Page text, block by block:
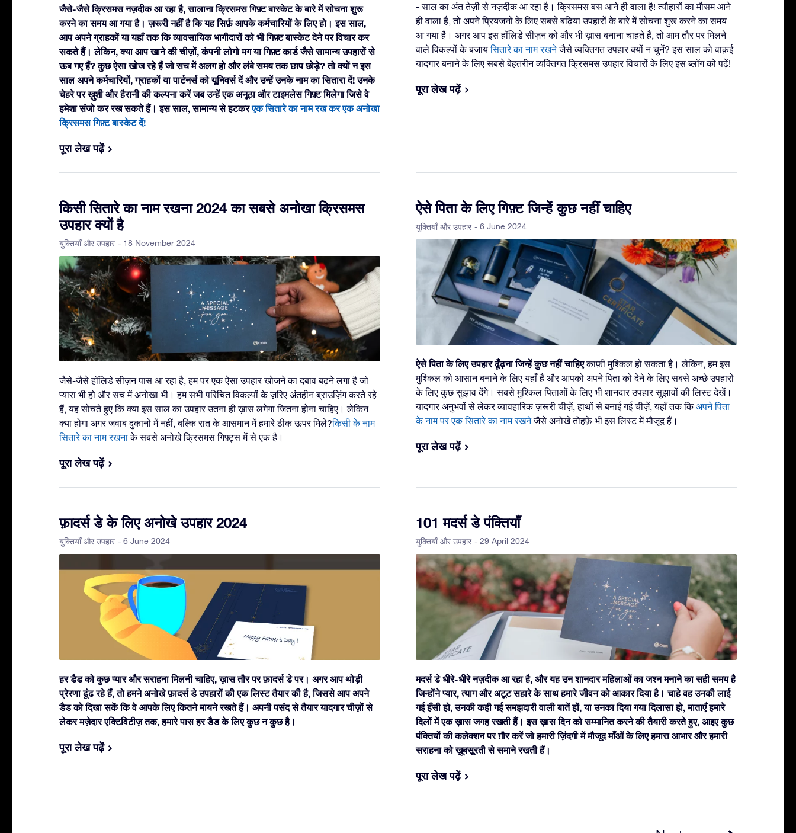
जैसे-जैसे क्रिसमस नज़दीक आ रहा है, सालाना क्रिसमस गिफ़्ट बास्केट के बारे में सोचना शुरू
करने का समय आ गया है। ज़रूरी नहीं है कि यह सिर्फ़ आपके कर्मचारियों के लिए हो। इस साल,
आप अपने ग्राहकों या यहाँ तक कि व्यावसायिक भागीदारों को भी गिफ़्ट बास्केट देने पर विचार कर
सकते हैं। लेकिन, क्या आप खाने की चीज़ों, कंपनी लोगो मग या गिफ़्ट कार्ड जैसे सामान्य उपहारों से
ऊब गए हैं? कुछ ऐसा खोज रहे हैं जो सच में अलग हो और लंबे समय तक छाप छोड़े? तो क्यों न इस
साल अपने कर्मचारियों, ग्राहकों या पार्टनर्स को यूनिवर्स दें और उन्हें उनके नाम का सितारा दें! उनके
चेहरे पर ख़ुशी और हैरानी की कल्पना करें जब उन्हें एक अनूठा और टाइमलेस गिफ़्ट मिलेगा जिसे वे
हमेशा संजो कर रख सकते हैं। इस साल, सामान्य से हटकरएक सितारे का नाम रख कर एक अनोखा
क्रिसमस गिफ़्ट बास्केट दें!
पूरा लेख पढ़ें
- साल का अंत तेज़ी से नज़दीक आ रहा है। क्रिसमस बस आने ही वाला है! त्यौहारों का मौसम आने
ही वाला है, तो अपने प्रियजनों के लिए सबसे बढ़िया उपहारों के बारे में सोचना शुरू करने का समय
आ गया है। अगर आप इस हॉलिडे सीज़न को और भी ख़ास बनाना चाहते हैं, तो आम तौर पर मिलने
वाले विकल्पों के बजायसितारे का नाम रखनेजैसे व्यक्तिगत उपहार क्यों न चुनें? इस साल को वाक़ई
यादगार बनाने के लिए सबसे बेहतरीन व्यक्तिगत क्रिसमस उपहार विचारों के लिए इस ब्लॉग को पढ़ें!
पूरा लेख पढ़ें
किसी सितारे का नाम रखना 2024 का सबसे अनोखा क्रिसमस
उपहार क्यों है
युक्तियाँ और उपहार - 18 November 2024
जैसे-जैसे हॉलिडे सीज़न पास आ रहा है, हम पर एक ऐसा उपहार खोजने का दबाव बढ़ने लगा है जो
प्यारा भी हो और सच में अनोखा भी। हम सभी परिचित विकल्पों के ज़रिए अंतहीन ब्राउज़िंग करते रहे
हैं, यह सोचते हुए कि क्या इस साल का उपहार उतना ही ख़ास लगेगा जितना होना चाहिए। लेकिन
क्या होगा अगर जवाब दुकानों में नहीं, बल्कि रात के आसमान में हमारे ठीक ऊपर मिले?किसी के नाम
सितारे का नाम रखनाके सबसे अनोखे क्रिसमस गिफ़्ट्स में से एक है।
पूरा लेख पढ़ें
ऐसे पिता के लिए गिफ़्ट जिन्हें कुछ नहीं चाहिए
युक्तियाँ और उपहार - 6 June 2024
ऐसे पिता के लिए उपहार ढूँढ़ना जिन्हें कुछ नहीं चाहिएकाफ़ी मुश्किल हो सकता है। लेकिन, हम इस
मुश्किल को आसान बनाने के लिए यहाँ हैं और आपको अपने पिता को देने के लिए सबसे अच्छे उपहारों
के लिए कुछ सुझाव देंगे। सबसे मुश्किल पिताओं के लिए भी शानदार उपहार सुझावों की लिस्ट देखें।
यादगार अनुभवों से लेकर व्यावहारिक ज़रूरी चीज़ें, हाथों से बनाई गई चीज़ें, यहाँ तक किअपने पिता
के नाम पर एक सितारे का नाम रखनेजैसे अनोखे तोहफ़े भी इस लिस्ट में मौजूद हैं।
पूरा लेख पढ़ें
फ़ादर्स डे के लिए अनोखे उपहार 2024
युक्तियाँ और उपहार - 6 June 2024
हर डैड को कुछ प्यार और सराहना मिलनी चाहिए, ख़ास तौर पर फ़ादर्स डे पर। अगर आप थोड़ी
प्रेरणा ढूंढ रहे हैं, तो हमने अनोखे फ़ादर्स डे उपहारों की एक लिस्ट तैयार की है, जिससे आप अपने
डैड को दिखा सकें कि वे आपके लिए कितने मायने रखते हैं। अपनी पसंद से तैयार यादगार चीज़ों से
लेकर मज़ेदार एक्टिविटीज़ तक, हमारे पास हर डैड के लिए कुछ न कुछ है।
पूरा लेख पढ़ें
101 मदर्स डे पंक्तियाँ
युक्तियाँ और उपहार - 29 April 2024
मदर्स डे धीरे-धीरे नज़दीक आ रहा है, और यह उन शानदार महिलाओं का जश्न मनाने का सही समय है
जिन्होंने प्यार, त्याग और अटूट सहारे के साथ हमारे जीवन को आकार दिया है। चाहे वह उनकी लाई
गई हँसी हो, उनकी कही गई समझदारी वाली बातें हों, या उनका दिया गया दिलासा हो, माताएँ हमारे
दिलों में एक ख़ास जगह रखती हैं।इस ख़ास दिन को सम्मानित करने की तैयारी करते हुए, आइए कुछ
पंक्तियों की कलेक्शन पर ग़ौर करें जो हमारी ज़िंदगी में मौजूद माँओं के लिए हमारा आभार और हमारी
सराहना को ख़ूबसूरती से समाने रखती हैं।
पूरा लेख पढ़ें